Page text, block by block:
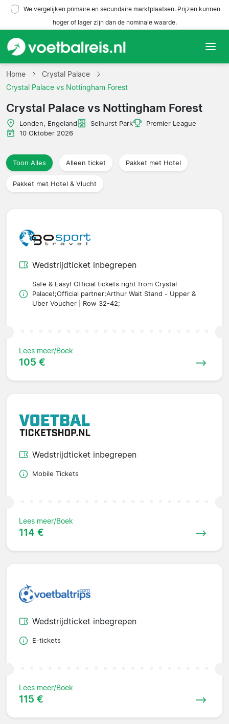
We vergelijken primaire en secundaire marktplaatsen. Prijzen kunnen
hoger of lager zijn dan de nominale waarde.
Home
Competities
Home
Crystal Palace
Crystal Palace vs Nottingham Forest
Crystal Palace vs Nottingham Forest
Londen, Engeland Selhurst Park
Premier League
10 Oktober 2026
Toon Alles Alleen ticket Pakket met Hotel
Pakket met Hotel & Vlucht
Wedstrijdticket inbegrepen
Safe & Easy! Official tickets right from Crystal
Palace!;Official partner;Arthur Wait Stand - Upper &
Uber Voucher | Row 32-42;
Lees meer/Boek
105 €
Wedstrijdticket inbegrepen
Mobile Tickets
Lees meer/Boek
114 €
Wedstrijdticket inbegrepen
E-tickets
Lees meer/Boek
115 €